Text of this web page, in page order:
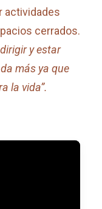
actividades
cerrados.
y estar
más ya que
la vida”.